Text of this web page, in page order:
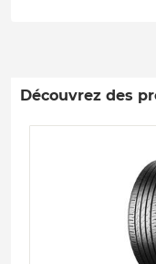
Découvrez des